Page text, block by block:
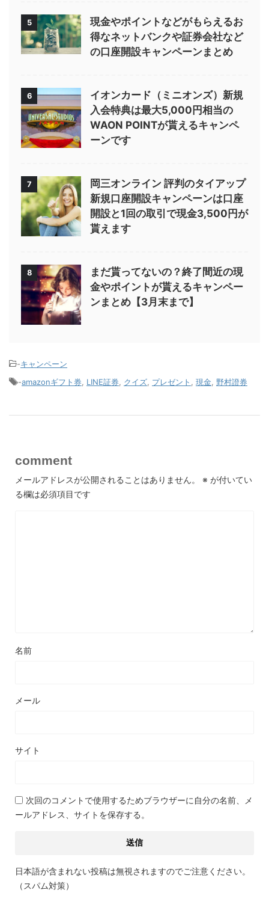
5
現金やポイントなどがもらえるお
得なネットバンクや証券会社など
の口座開設キャンペーンまとめ
6
イオンカード（ミニオンズ）新規
入会特典は最大5,000円相当の
WAON POINTが貰えるキャンペ
ーンです
7
岡三オンライン 評判のタイアップ
新規口座開設キャンペーンは口座
開設と1回の取引で現金3,500円が
貰えます
8
まだ貰ってないの？終了間近の現
金やポイントが貰えるキャンペー
ンまとめ【3月末まで】
-キャンペーン
-amazonギフト券 LINE証券 クイズ プレゼント 現金 野村證券
comment
メールアドレスが公開されることはありません。 ※ が付いてい
る欄は必須項目です
名前
メール
サイト
次回のコメントで使用するためブラウザーに自分の名前、メ
ールアドレス、サイトを保存する。
日本語が含まれない投稿は無視されますのでご注意ください。
（スパム対策）